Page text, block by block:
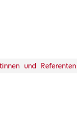
und Referenten